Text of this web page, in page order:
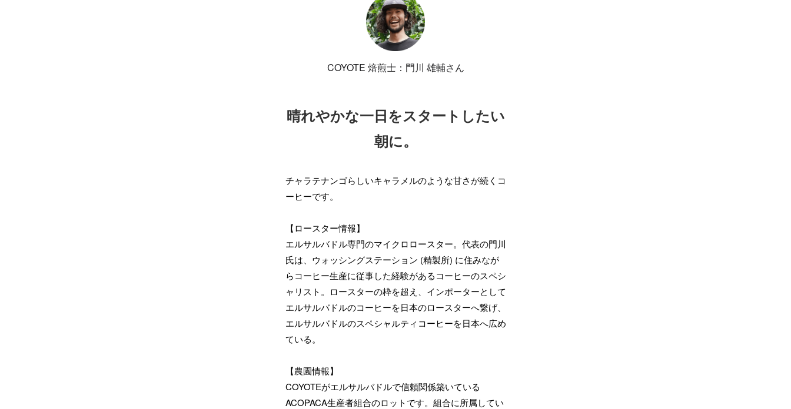
COYOTE 焙煎士：門川 雄輔さん
晴れやかな一日をスタートしたい
朝に。
チャラテナンゴらしいキャラメルのような甘さが続くコ
ーヒーです。
【ロースター情報】
エルサルバドル専門のマイクロロースター。代表の門川
氏は、ウォッシングステーション (精製所) に住みなが
らコーヒー生産に従事した経験があるコーヒーのスペシ
ャリスト。ロースターの枠を超え、インポーターとして
エルサルバドルのコーヒーを日本のロースターへ繋げ、
エルサルバドルのスペシャルティコーヒーを日本へ広め
ている。
【農園情報】
COYOTEがエルサルバドルで信頼関係築いている
ACOPACA生産者組合のロットです。組合に所属してい